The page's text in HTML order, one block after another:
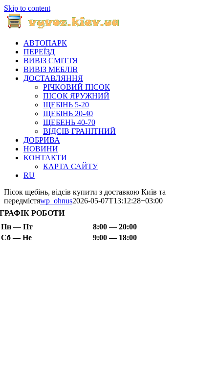
Skip to content
АВТОПАРК
ПЕРЕЇЗД
ВИВІЗ СМІТТЯ
ВИВІЗ МЕБЛІВ
ДОСТАВЛЯННЯ
РІЧКОВИЙ ПІСОК
ПІСОК ЯРУЖНИЙ
ЩЕБІНЬ 5-20
ЩЕБІНЬ 20-40
ЩЕБЕНЬ 40-70
ВІДСІВ ГРАНІТНИЙ
ДОБРИВА
НОВИНИ
КОНТАКТИ
КАРТА САЙТУ
RU
Пісок щебінь, відсів купити з доставкою Київ та
передмістяwp_ohnus2026-05-07T13:12:28+03:00
ГРАФІК РОБОТИ
Пн — Пт
8:00 — 20:00
Сб — Не
9:00 — 18:00